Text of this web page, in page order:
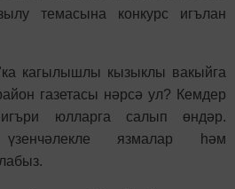
темасына конкурс игълан
кагылышлы кызыклы вакыйга
газетасы нәрсә ул? Кемдер
юлларга салып өндәр.
язмалар һәм